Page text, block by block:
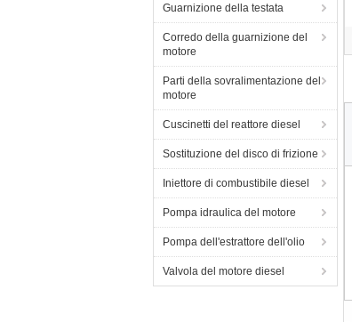
Guarnizione della testata
Corredo della guarnizione del
motore
Parti della sovralimentazione del
motore
Cuscinetti del reattore diesel
Sostituzione del disco di frizione
Iniettore di combustibile diesel
Pompa idraulica del motore
Pompa dell'estrattore dell'olio
Valvola del motore diesel